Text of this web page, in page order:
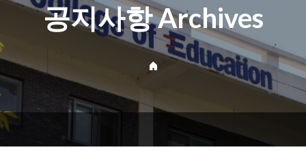
공지사항 Archives